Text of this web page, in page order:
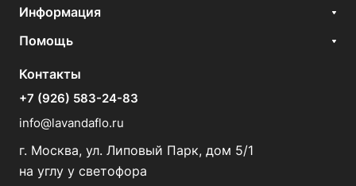
Информация
Помощь
Контакты
+7 (926) 583-24-83
info@lavandaflo.ru
г. Москва, ул. Липовый Парк, дом 5/1
на углу у светофора